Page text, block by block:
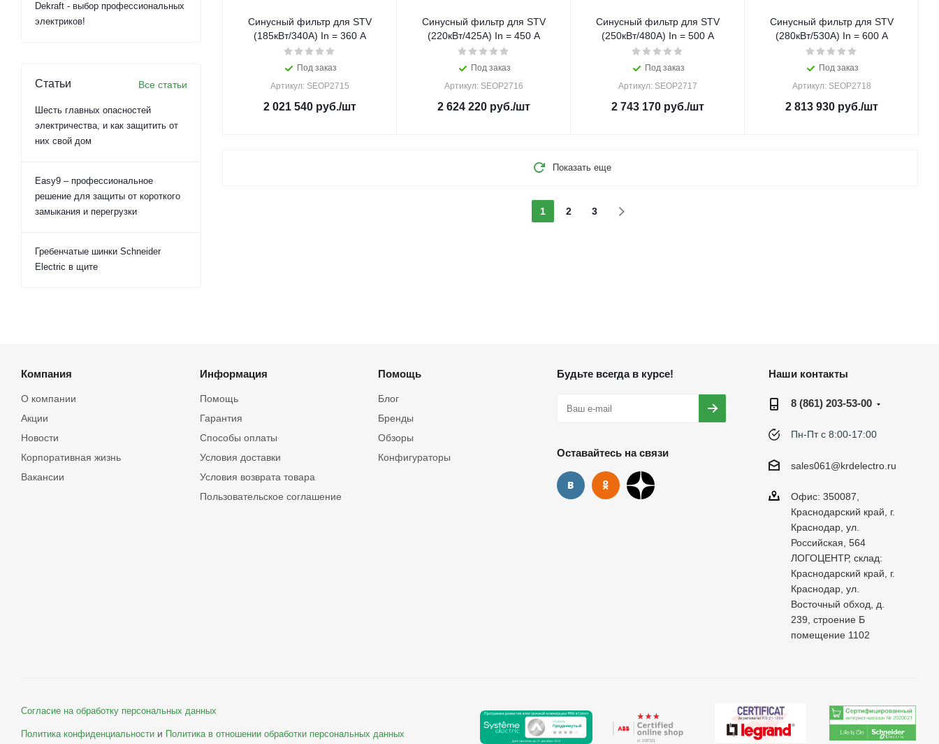
Синусный фильтр для STV
(185кВт/340A) In = 360 A
Под заказ
Артикул: SEOP2715
2 021 540 руб./шт
Синусный фильтр для STV
(220кВт/425A) In = 450 A
Под заказ
Артикул: SEOP2716
2 624 220 руб./шт
Синусный фильтр для STV
(250кВт/480A) In = 500 A
Под заказ
Артикул: SEOP2717
2 743 170 руб./шт
Синусный фильтр для STV
(280кВт/530A) In = 600 A
Под заказ
Артикул: SEOP2718
2 813 930 руб./шт
Показать еще
1 2 3
Dekraft - выбор профессиональных
электриков!
Статьи Все статьи
Шесть главных опасностей
электричества, и как защитить от
них свой дом
Easy9 – профессиональное
решение для защиты от короткого
замыкания и перегрузки
Гребенчатые шинки Schneider
Electric в щите
Компания
О компании
Акции
Новости
Корпоративная жизнь
Вакансии
Информация
Помощь
Гарантия
Способы оплаты
Условия доставки
Условия возврата товара
Пользовательское соглашение
Помощь
Блог
Бренды
Обзоры
Конфигураторы
Будьте всегда в курсе!
Оставайтесь на связи
Наши контакты
8 (861) 203-53-00
Пн-Пт с 8:00-17:00
sales061@krdelectro.ru
Офис: 350087,
Краснодарский край, г.
Краснодар, ул.
Российская, 564
ЛОГОЦЕНТР, склад:
Краснодарский край, г.
Краснодар, ул.
Восточный обход, д.
239, строение Б
помещение 1102
Согласие на обработку персональных данных
Политика конфиденциальности и Политика в отношении обработки персональных данных